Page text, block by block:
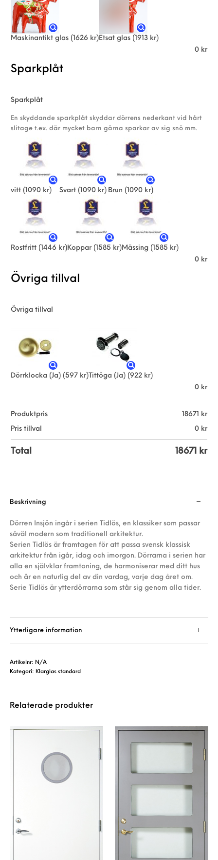
Maskinantikt glas (1626 kr)Etsat glas (1913 kr)
0 kr
Sparkplåt
Sparkplåt
En skyddande sparkplåt skyddar dörrens nederkant vid hårt
slitage t.ex. där mycket barn gärna sparkar av sig snö mm.
vitt (1090 kr) Svart (1090 kr) Brun (1090 kr)
Rostfritt (1446 kr)Koppar(1585 kr)Mässing (1585 kr)
0 kr
Övriga tillval
Övriga tillval
Dörrklocka (Ja) (597 kr)Tittöga (Ja) (922 kr)
0 kr
Produktpris 18671 kr
Pris tillval
0 kr
Total 18671 kr
Beskrivning
Dörren Insjön ingår i serien Tidlös, en klassiker som passar
såväl modern som traditionell arkitektur.
Serien Tidlös är framtagen för att passa svensk klassisk
arkitektur från igår, idag och imorgon. Dörrarna i serien har
alla en självklar framtoning, de harmoniserar med ditt hus
och är en naturlig del av din vardag, varje dag året om.
Serie Tidlös är ytterdörrarna som står sig genom alla tider.
Ytterligare information
Artikelnr: N/A
Kategori: Klarglas standard
Relaterade produkter